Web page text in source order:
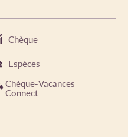
Chèque
Espèces
Chèque-Vacances
Connect